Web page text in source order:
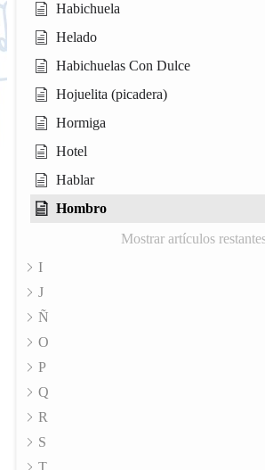
Habichuela
Helado
Habichuelas Con Dulce
Hojuelita (picadera)
Hormiga
Hotel
Hablar
Hombro
Mostrar artículos
I
J
Ñ
O
P
Q
R
S
T